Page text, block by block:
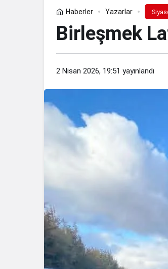
Haberler Yazarlar
Birleşmek
2 Nisan 2026, 19:51 yayınlandı